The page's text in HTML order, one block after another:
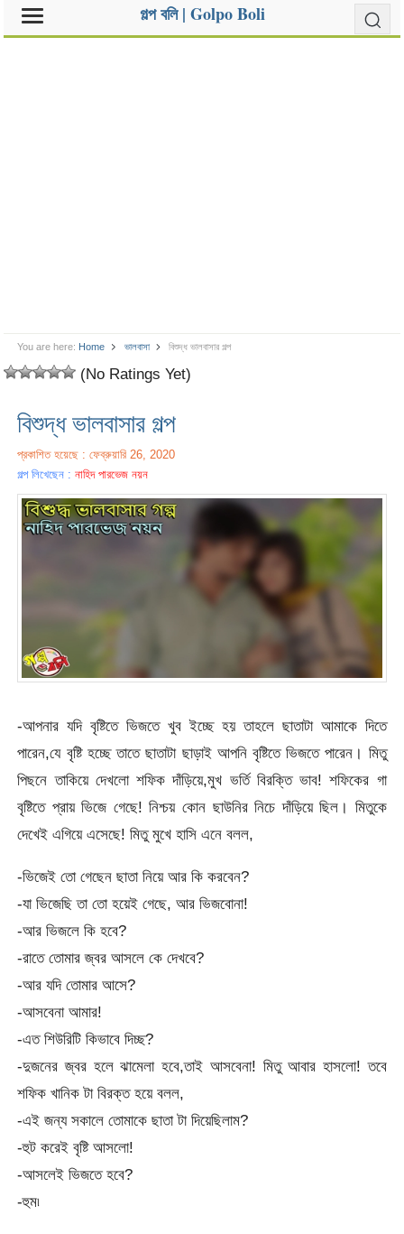
গল্প বলি | Golpo Boli
You are here: Home ভালবাসা বিশুদ্ধ ভালবাসার গল্প
(No Ratings Yet)
বিশুদ্ধ ভালবাসার গল্প
প্রকাশিত হয়েছে : ফেব্রুয়ারি 26, 2020
গল্প লিখেছেন :নাহিদ পারভেজ নয়ন
-আপনার যদি বৃষ্টিতে ভিজতে খুব ইচ্ছে হয় তাহলে ছাতাটা আমাকে দিতে
পারেন,যে বৃষ্টি হচ্ছে তাতে ছাতাটা ছাড়াই আপনি বৃষ্টিতে ভিজতে পারেন। মিতু
পিছনে তাকিয়ে দেখলো শফিক দাঁড়িয়ে,মুখ ভর্তি বিরক্তি ভাব! শফিকের গা
বৃষ্টিতে প্রায় ভিজে গেছে! নিশ্চয় কোন ছাউনির নিচে দাঁড়িয়ে ছিল। মিতুকে
দেখেই এগিয়ে এসেছে! মিতু মুখে হাসি এনে বলল,
-ভিজেই তো গেছেন ছাতা নিয়ে আর কি করবেন?
-যা ভিজেছি তা তো হয়েই গেছে, আর ভিজবোনা!
-আর ভিজলে কি হবে?
-রাতে তোমার জ্বর আসলে কে দেখবে?
-আর যদি তোমার আসে?
-আসবেনা আমার!
-এত শিউরিটি কিভাবে দিচ্ছ?
-দুজনের জ্বর হলে ঝামেলা হবে,তাই আসবেনা! মিতু আবার হাসলো! তবে
শফিক খানিক টা বিরক্ত হয়ে বলল,
-এই জন্য সকালে তোমাকে ছাতা টা দিয়েছিলাম?
-হুট করেই বৃষ্টি আসলো!
-আসলেই ভিজতে হবে?
-হুম৷